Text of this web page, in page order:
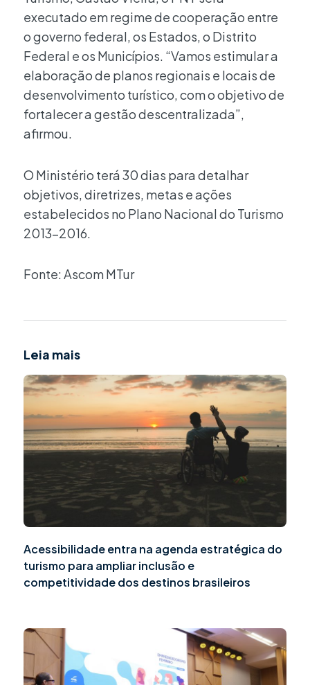
executado em regime de cooperação entre
o governo federal, os Estados, o Distrito
Federal e os Municípios. “Vamos estimular a
elaboração de planos regionais e locais de
desenvolvimento turístico, com o objetivo de
fortalecer a gestão descentralizada”,
afirmou.
O Ministério terá 30 dias para detalhar
objetivos, diretrizes, metas e ações
estabelecidos no Plano Nacional do Turismo
2013-2016.
Fonte: Ascom MTur
Leia mais
Acessibilidade entra na agenda estratégica do
turismo para ampliar inclusão e
competitividade dos destinos brasileiros